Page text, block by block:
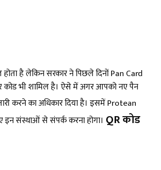
है लेकिन सरकार ने पिछले दिनों Pan Card
कोड भी शामिल है। ऐसे में अगर आपको नए पैन
करने का अधिकार दिया है। इसमें Protean
संस्थाओं से संपर्क करना होगा। QR कोड